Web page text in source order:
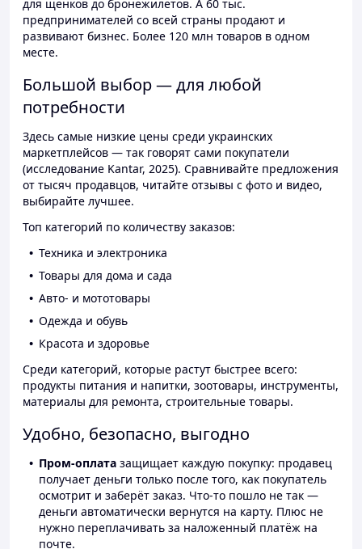
для щенков до бронежилетов. А 60 тыс.
предпринимателей со всей страны продают и
развивают бизнес. Более 120 млн товаров в одном
месте.
Большой выбор — для любой
потребности
Здесь самые низкие цены среди украинских
маркетплейсов — так говорят сами покупатели
(исследование Kantar, 2025). Сравнивайте предложения
от тысяч продавцов, читайте отзывы с фото и видео,
выбирайте лучшее.
Топ категорий по количеству заказов:
Техника и электроника
Товары для дома и сада
Авто- и мототовары
Одежда и обувь
Красота и здоровье
Среди категорий, которые растут быстрее всего:
продукты питания и напитки, зоотовары, инструменты,
материалы для ремонта, строительные товары.
Удобно, безопасно, выгодно
Пром-оплата защищает каждую покупку: продавец
получает деньги только после того, как покупатель
осмотрит и заберёт заказ. Что-то пошло не так —
деньги автоматически вернутся на карту. Плюс не
нужно переплачивать за наложенный платёж на
почте.